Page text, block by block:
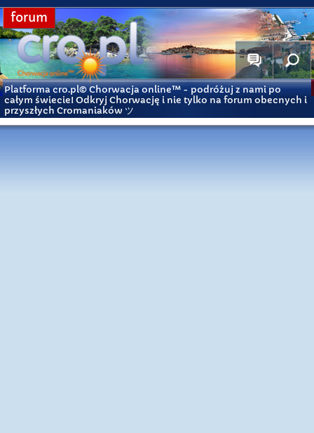
forum
Platforma cro.pl© Chorwacja online™ - podróżuj z nami po
całym świecie! Odkryj Chorwację i nie tylko na forum obecnych i
przyszłych Cromaniaków ツ